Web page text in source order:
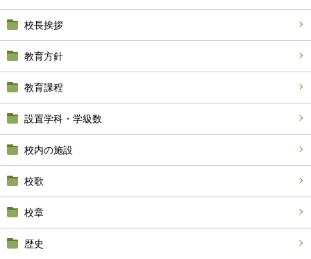
校長挨拶
教育方針
教育課程
設置学科・学級数
校内の施設
校歌
校章
歴史